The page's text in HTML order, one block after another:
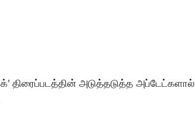
திரைப்படத்தின் அடுத்தடுத்த அப்டேட்களால்